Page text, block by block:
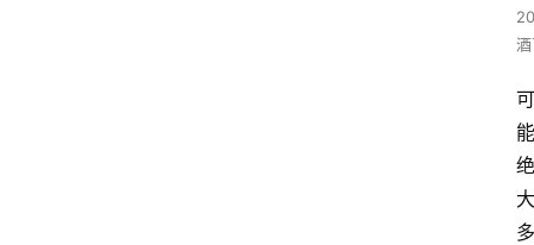
可
能
绝
大
多